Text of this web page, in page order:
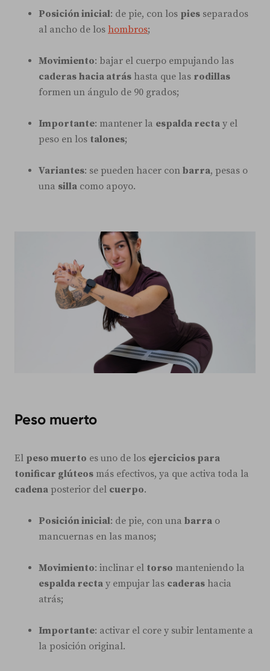
Posición inicial: de pie, con los pies separados
al ancho de los hombros;
Movimiento: bajar el cuerpo empujando las
caderas hacia atrás hasta que las rodillas
formen un ángulo de 90 grados;
Importante: mantener la espalda recta y el
peso en los talones;
Variantes: se pueden hacer con barra, pesas o
una silla como apoyo.
Peso muerto
El peso muerto es uno de los ejercicios para
tonificar glúteos más efectivos, ya que activa toda la
cadena posterior del cuerpo.
Posición inicial: de pie, con una barra o
mancuernas en las manos;
Movimiento: inclinar el torso manteniendo la
espalda recta y empujar las caderas hacia
atrás;
Importante: activar el core y subir lentamente a
la posición original.